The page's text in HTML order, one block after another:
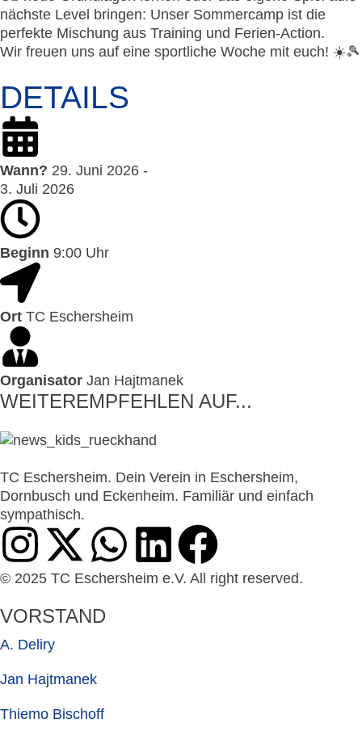
nächste Level bringen: Unser Sommercamp ist die
perfekte Mischung aus Training und Ferien-Action.
Wir freuen uns auf eine sportliche Woche mit euch! ☀️🎾
DETAILS
Wann? 29. Juni 2026 -
3. Juli 2026
Beginn 9:00 Uhr
Ort TC Eschersheim
Organisator Jan Hajtmanek
WEITEREMPFEHLEN AUF...
TC Eschersheim. Dein Verein in Eschersheim,
Dornbusch und Eckenheim. Familiär und einfach
sympathisch.
© 2025 TC Eschersheim e.V. All right reserved.
VORSTAND
A. Deliry
Jan Hajtmanek
Thiemo Bischoff